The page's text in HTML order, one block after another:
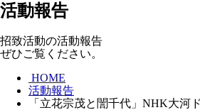
活動報告
招致活動の活動報告
ぜひご覧ください。
HOME
活動報告
「立花宗茂と誾千代」NHK大河